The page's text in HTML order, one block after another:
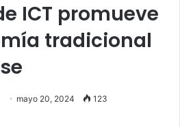
ICT promueve
tradicional
mayo 20, 2024 123